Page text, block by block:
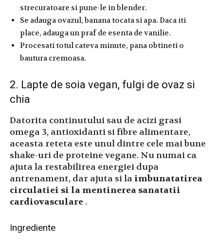
strecuratoare si pune-le in blender.
Se adauga ovazul, banana tocata si apa. Daca iti
place, adauga un praf de esenta de vanilie.
Procesati totul cateva minute, pana obtineti o
bautura cremoasa.
2. Lapte de soia vegan, fulgi de ovaz si
chia
Datorita continutului sau de acizi grasi
omega 3, antioxidanti si fibre alimentare,
aceasta reteta este unul dintre cele mai bune
shake-uri de proteine ​​vegane. Nu numai ca
ajuta la restabilirea energiei dupa
antrenament, dar ajuta si la imbunatatirea
circulatiei si la mentinerea sanatatii
cardiovasculare .
Ingrediente